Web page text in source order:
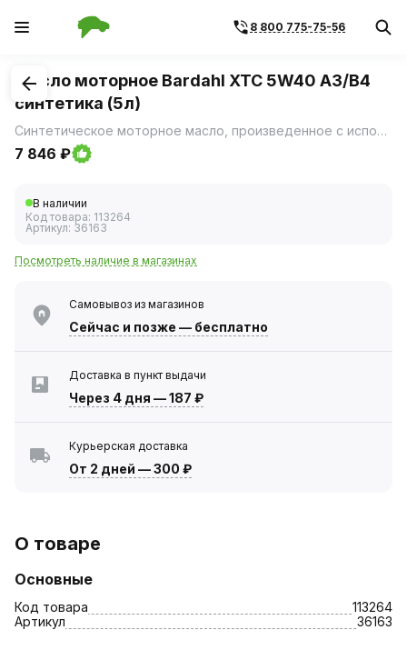
8 800 775-75-56
1/2
Масло моторное Bardahl XTC 5W40 A3/B4
синтетика (5л)
Синтетическое моторное масло, произведенное с использованием технологии гидрокрекинга.
7 846 ₽
В наличии
Код товара: 113264
Артикул: 36163
Посмотреть наличие в магазинах
Самовывоз из магазинов
Сейчас и позже — бесплатно
Доставка в пункт выдачи
Через 4 дня —187 ₽
Курьерская доставка
От 2 дней —300 ₽
О товаре
Основные
Код товара
113264
Артикул
36163